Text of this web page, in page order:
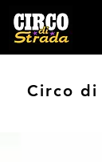
Circo di